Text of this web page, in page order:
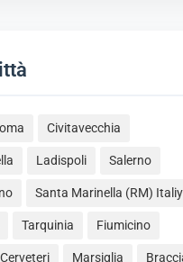
Civitavecchia
Ladispoli Salerno
Santa Marinella (RM) Italiy
Tarquinia Fiumicino
Cerveteri Marsiglia